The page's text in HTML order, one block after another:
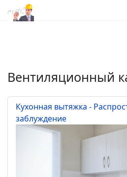
Вентиляционный
Кухонная вытяжка -
заблуждение